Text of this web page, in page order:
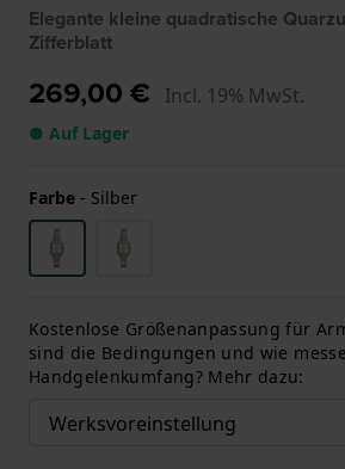
Elegante kleine quadratische
Zifferblatt
269,00 € Incl. 19% MwSt.
● Auf Lager
Farbe - Silber
Kostenlose Größenanpassung für
sind die Bedingungen und wie
Handgelenkumfang? Mehr dazu: